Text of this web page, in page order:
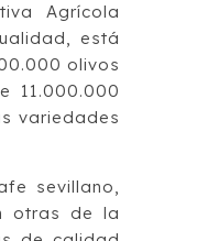
Agrícola
está
olivos
11.000.000
variedades
sevillano,
otras de la